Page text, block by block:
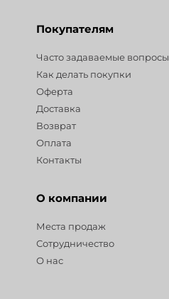
Покупателям
Часто задаваемые вопросы
Как делать покупки
Оферта
Доставка
Возврат
Оплата
Контакты
О компании
Места продаж
Сотрудничество
О нас